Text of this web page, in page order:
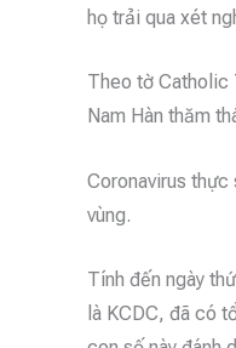
họ trải qua xét
Theo tờ Catholic
Nam Hàn thăm
Coronavirus thực
vùng.
Tính đến ngày
là KCDC, đã có